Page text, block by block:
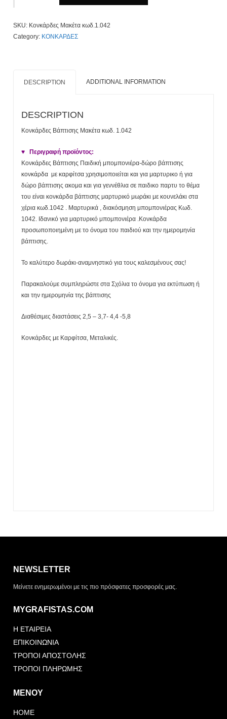
1.042
quantity
SKU: Κονκάρδες Μακέτα κωδ.1.042
Category: ΚΟΝΚΑΡΔΕΣ
DESCRIPTION ADDITIONAL INFORMATION
DESCRIPTION
Κονκάρδες Βάπτισης Μακέτα κωδ. 1.042
♥ Περιγραφή προϊόντος:
Κονκάρδες Βάπτισης Παιδική μπομπονιέρα-δώρο βάπτισης
κονκάρδα με καρφίτσα χρησιμοποιείται και για μαρτυρικο ή για
δώρο βάπτισης ακομα και για γεννέθλια σε παιδικο παρτυ το θέμα
του είναι κονκάρδα βάπτισης μαρτυρικό μωράκι με κουνελάκι στα
χέρια κωδ.1042 . Μαρτυρικά , διακόσμηση μπομπονιέρας Κωδ.
1042. Ιδανικό για μαρτυρικό μπομπονιέρα .Κονκάρδα
προσωποποιημένη με το όνομα του παιδιού και την ημερομηνία
βάπτισης.
Το καλύτερο δωράκι-αναμνηστικό για τους καλεσμένους σας!
Παρακαλούμε συμπληρώστε στα Σχόλια το όνομα για εκτύπωση ή
και την ημερομηνία της βάπτισης
Διαθέσιμες διαστάσεις 2,5 – 3,7- 4,4 -5,8
Κονκάρδες με Καρφίτσα, Μεταλικές.
NEWSLETTER
Μείνετε ενημερωμένοι με τις πιο πρόσφατες προσφορές μας.
MYGRAFISTAS.COM
Η ΕΤΑΙΡΕΙΑ
ΕΠΙΚΟΙΝΩΝΙΑ
ΤΡΟΠΟΙ ΑΠΟΣΤΟΛΗΣ
ΤΡΟΠΟΙ ΠΛΗΡΩΜΗΣ
ΜΕΝΟΥ
HOME
ΤΡΌΠΟΣ ΠΑΡΆΔΟΣΗΣ